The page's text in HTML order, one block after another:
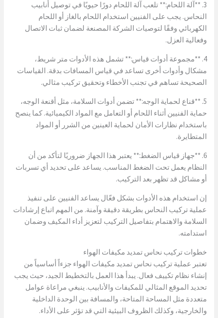
3. **آلة اللحام:** تلعب آلة اللحام دورًا حيويًا في توصيل أنابيب
النحاس. يجب على الفنيين استخدام اللحام بالغاز أو اللحام
الكهربائي وفقًا لتوصيات الشركة المصنعة لضمان ثبات الاتصال
وفعالية العزل.
4. **مجموعة أدوات قياس:** تشمل هذه الأدوات متر شريط،
مشكال وأدوات أخرى تساعد في قياس المسافات بدقة. القياسات
الصحيحة تساهم في تجنب الأخطاء وتحقيق تركيب مثالي.
5. **قناع لحماية الوجه:** تضمن أدوات السلامة، مثل أقنعة الوجه،
حماية الفنيين أثناء اللحام أو التعامل مع المواد الكيميائية. كما ينصح
باستخدام نظارات الأمان لحماية العينين من الشرر أو المواد
المتطايرة.
6. **جهاز قياس الضغط:** يعتبر هذا الجهاز ضروريًا لتأكد من أن
النظام يعمل تحت الضغط المناسب. يساعد على تحديد أي تسربات
أو مشاكل قد تظهر بعد التركيب.
إن استخدام هذه الأدوات بشكل فعّال يساعد الفنيين على تنفيذ
عملية تركيب النحاس بطريقة دقيقة وآمنة. من المهم اتباع إرشادات
السلامة والاهتمام بتفاصيل التركيب لتعزيز أداء المكيف وضمان
استدامته.
خطوات تركيب نحاس تمديد مكيفات الهواء
تعتبر عملية تركيب نحاس تمديد مكيفات الهواء جزءاً أساسياً من
إنشاء نظام تكييف فعال. يبدأ هذا العمل بالتخطيط الجيد، حيث يجب
تحديد الموقع المثالي للمكيفات والأنابيب. ينبغي مراعاة عوامل
متعددة مثل المساحة المتاحة، والمسافة بين الوحدة الداخلية
والخارجية، وكذلك الظروف البيئية التي قد تؤثر على الأداء.